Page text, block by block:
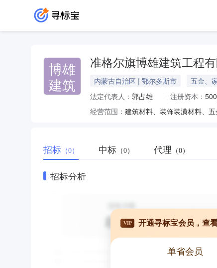
博雄
建筑
准格尔旗博雄建筑工程有
内蒙古自治区 | 鄂尔多斯市 五金、
法定代表人： 郭占雄 注册资本：
经营范围：
招标 （0） 中标 （0） 代理 （0）
招标分析
VIP 开通寻标宝会员，查
单省会员